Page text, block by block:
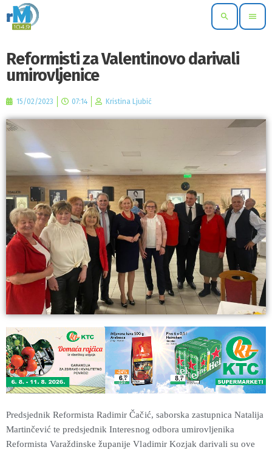
search menu
Reformisti za Valentinovo darivali
umirovljenice
15/02/2023 07:14 Kristina Ljubić
Predsjednik Reformista Radimir Čačić, saborska zastupnica Natalija
Martinčević te predsjednik Interesnog odbora umirovljenika
Reformista Varaždinske županije Vladimir Kozjak darivali su ove